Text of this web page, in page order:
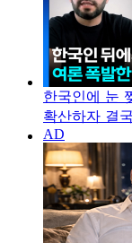
한국인에 눈
확산하자 결